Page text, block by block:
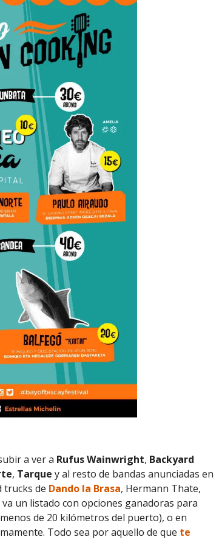
a ver a Rufus Wainwright, Backyard
, Tarque y al resto de bandas anunciadas en
trucks de Dando la Brasa, Hermann Thate,
va un listado con opciones ganadoras para
de 20 kilómetros del puerto), o en
Todo sea por aquello de que te